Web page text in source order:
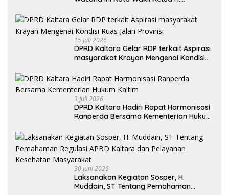
15 Juli 2026
DPRD Kaltara Gelar RDP terkait Aspirasi
masyarakat Krayan Mengenai Kondisi
3 Juli 2026
DPRD Kaltara Hadiri Rapat Harmonisasi
Ranperda Bersama Kementerian Hukum
30 Juni 2026
Laksanakan Kegiatan Sosper, H.
Muddain, ST Tentang Pemahaman